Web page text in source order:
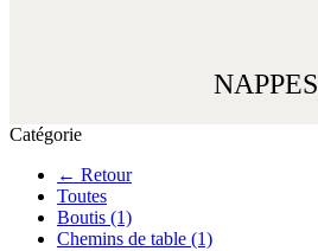
NAPPES
Catégorie
← Retour
Toutes
Boutis (1)
Chemins de table (1)